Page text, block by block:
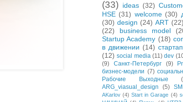
(33)
ideas (32)
HSE (31) welcome (30)
(30) design (24) ART (22)
(22)
business model
Startup Academy (18)
в движении (14) стартап
(12) social media (11) dev
(9)
Санкт-Петербург (9)
бизнес-модели (7)
Рабочие Выходные
ARG_viasual_design
(5)
AKarlov (4) Start in Garage (4)